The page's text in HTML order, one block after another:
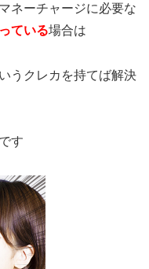
ネーチャージに必要な
ている場合は
うクレカを持てば解決
です